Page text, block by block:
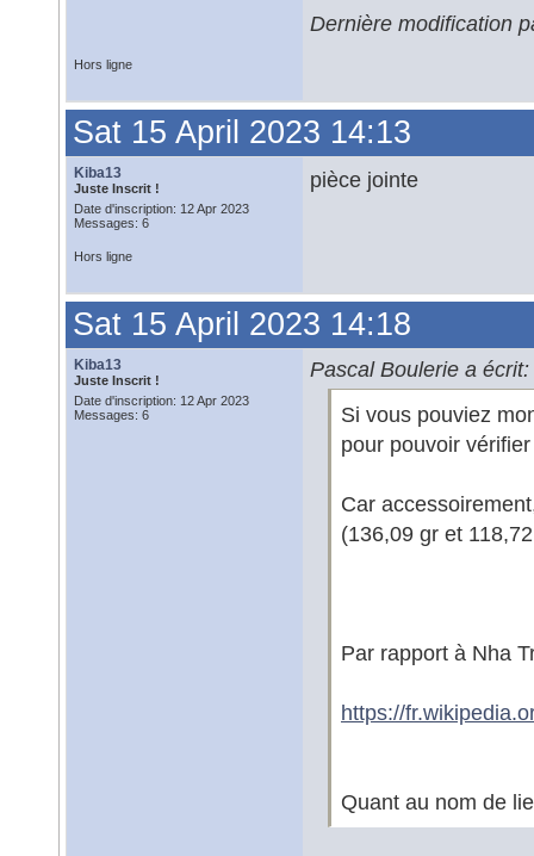
Dernière modification
Hors ligne
Sat 15 April 2023 14:13
Kiba13
Juste Inscrit !
Date d'inscription: 12 Apr 2023
Messages: 6
pièce jointe
Hors ligne
Sat 15 April 2023 14:18
Kiba13
Juste Inscrit !
Date d'inscription: 12 Apr 2023
Messages: 6
Pascal Boulerie a écrit:
Si vous pouviez
pour pouvoir
Car
(136,09 gr et
Par rapport à Nha
https://
Quant au nom de